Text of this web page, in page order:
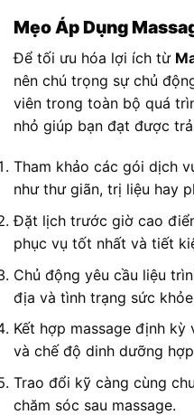
Mẹo Áp Dụng
Để tối ưu hóa lợi ích từ
nên chú trọng sự chủ
viên trong toàn bộ quá
nhỏ giúp bạn đạt được
Tham khảo các gói dịch
như thư giãn, trị liệu hay
Đặt lịch trước giờ cao
phục vụ tốt nhất và tiết
Chủ động yêu cầu liệu
địa và tình trạng sức
Kết hợp massage định
và chế độ dinh dưỡng
Trao đổi kỹ càng cùng
chăm sóc sau massage.